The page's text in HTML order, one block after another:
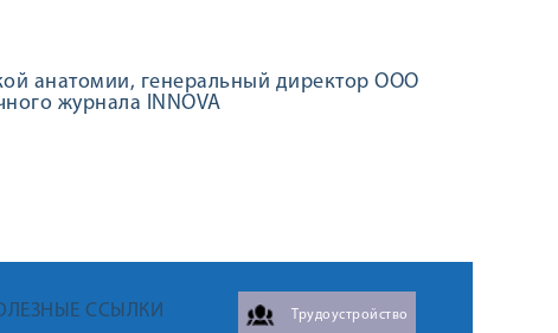
анатомии, генеральный директор ООО
журнала INNOVA
ССЫЛКИ Трудоустройство